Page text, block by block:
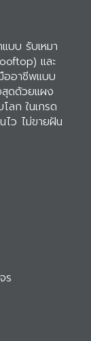
บบ รับเหมา
และ
ออาชีพแบบ
ดด้วยแผง
ลก ในเกรด
ไว ไม่ขายฝัน
ร